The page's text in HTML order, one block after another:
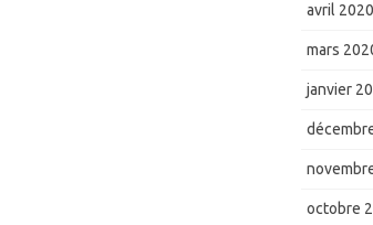
avril 2020
mars
janvier
octobre